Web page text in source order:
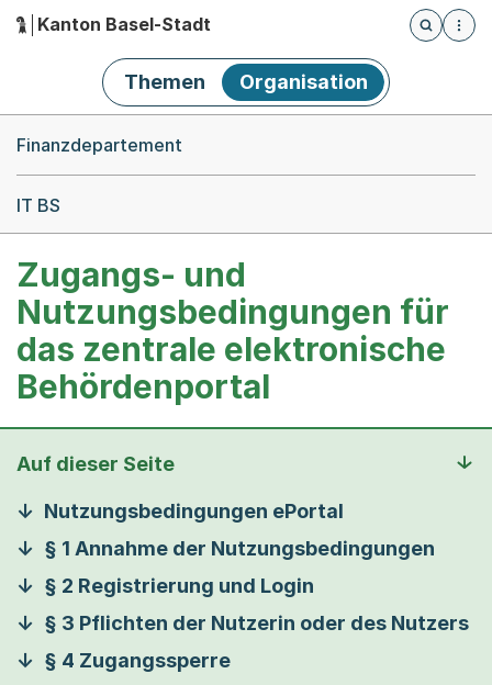
Hauptnavigation
Kanton Basel-Stadt
Öffnet
Themen Organisation
Finanzdepartement
IT BS
Zugangs- und
Nutzungsbedingungen für
das zentrale elektronische
Behördenportal
Auf dieser Seite
Nutzungsbedingungen ePortal
§ 1 Annahme der Nutzungsbedingungen
§ 2 Registrierung und Login
§ 3 Pflichten der Nutzerin oder des Nutzers
§ 4 Zugangssperre